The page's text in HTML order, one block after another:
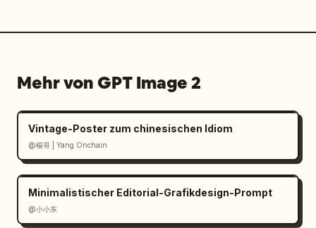
Mehr von GPT Image 2
Vintage-Poster zum chinesischen Idiom
@楊哥 | Yang Onchain
Minimalistischer Editorial-Grafikdesign-Prompt
@小小东